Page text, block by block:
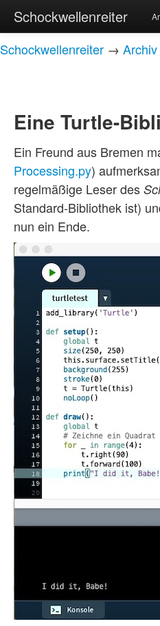
Schockwellenreiter
Schockwellenreiter → Archiv
Eine Turtle-
Ein Freund aus Bremen
Processing.py)
regelmäßige Leser des
Standard-Bibliothek ist)
nun ein Ende.